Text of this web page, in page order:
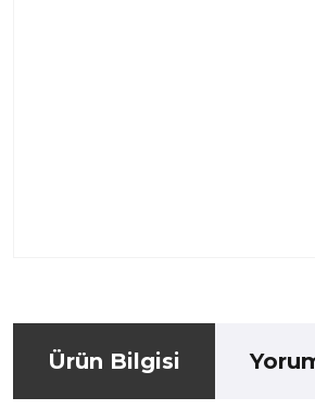
Ürün Bilgisi